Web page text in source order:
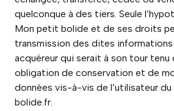
quelconque à des tiers. Seule
Mon petit bolide et de ses droits
transmission des dites informations
acquéreur qui serait à son tour tenu
obligation de conservation et de
données vis-à-vis de l’utilisateur
bolide.fr.